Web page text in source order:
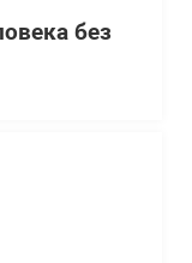
без